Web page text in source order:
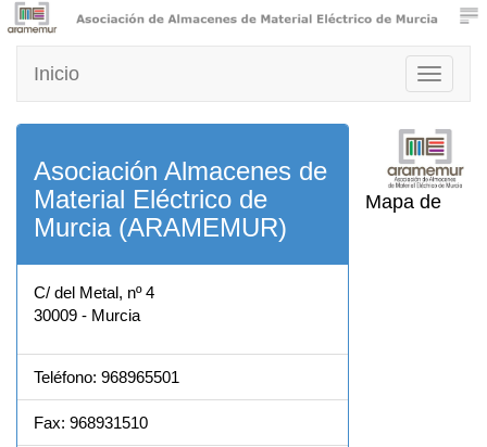
Toggle
Inicio
Asociación Almacenes de
Material Eléctrico de
Murcia (ARAMEMUR)
C/ del Metal, nº 4
30009 - Murcia
Teléfono: 968965501
Fax: 968931510
Mapa de